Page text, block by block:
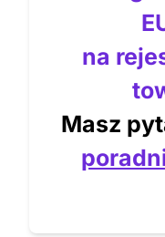
na
Masz